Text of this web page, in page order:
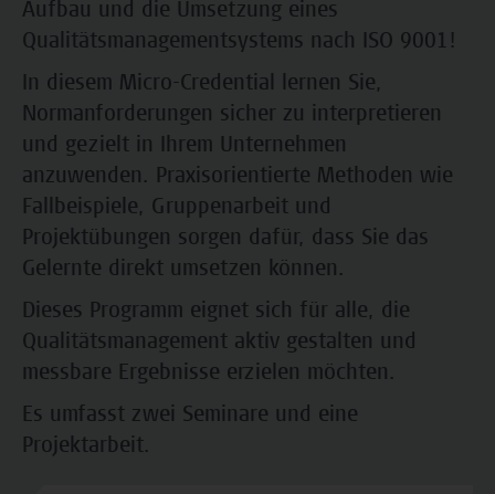
Aufbau und die Umsetzung eines
Qualitätsmanagementsystems nach ISO 9001!
In diesem Micro-Credential lernen Sie,
Normanforderungen sicher zu interpretieren
und gezielt in Ihrem Unternehmen
anzuwenden. Praxisorientierte Methoden wie
Fallbeispiele, Gruppenarbeit und
Projektübungen sorgen dafür, dass Sie das
Gelernte direkt umsetzen können.
Dieses Programm eignet sich für alle, die
Qualitätsmanagement aktiv gestalten und
messbare Ergebnisse erzielen möchten.
Es umfasst zwei Seminare und eine
Projektarbeit.